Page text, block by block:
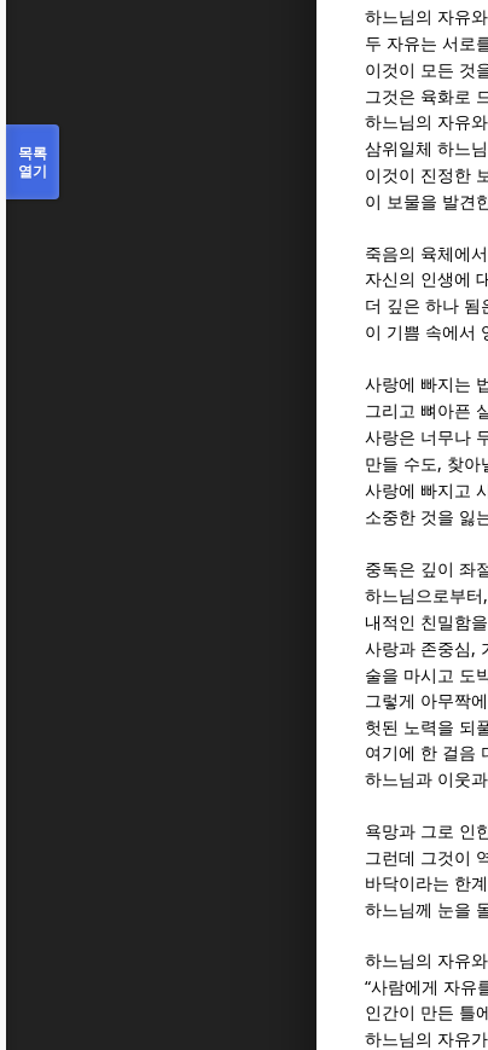
하느님의 자유
두 자유는 서로
이것이 모든 것
그것은 육화로
하느님의 자유
삼위일체 하느
이것이 진정한
이 보물을 발견
죽음의 육체에
자신의 인생에
더 깊은 하나 됨
이 기쁨 속에서
사랑에 빠지는
그리고 뼈아픈
사랑은 너무나
만들 수도, 찾아
사랑에 빠지고
소중한 것을 잃
중독은 깊이 좌
하느님으로부터 ,
내적인 친밀함
사랑과 존중심 ,
술을 마시고 도
그렇게 아무짝
헛된 노력을 되
여기에 한 걸음
하느님과 이웃
욕망과 그로 인
그런데 그것이
바닥이라는 한
하느님께 눈을
하느님의 자유
“사람에게 자유
인간이 만든 틀
하느님의 자유
목록
열기